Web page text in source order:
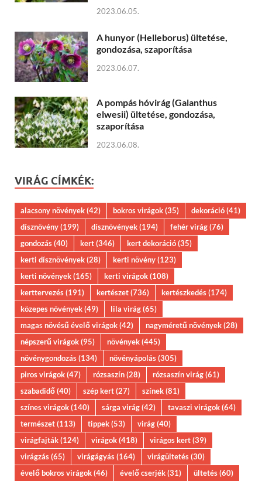
2023.06.05.
A hunyor (Helleborus) ültetése,
gondozása, szaporítása
2023.06.07.
A pompás hóvirág (Galanthus
elwesii) ültetése, gondozása,
szaporítása
2023.06.08.
VIRÁG CÍMKÉK:
alacsony növények(42) bokros virágok(35) dekoráció(41)
dísznövény(199) dísznövények(194) fehér virág(76)
gondozás(40) kert(346) kert dekoráció(35)
kerti dísznövények(28) kerti növény(123)
kerti növények(165) kerti virágok(108)
kerttervezés(191) kertészet(736) kertészkedés(174)
közepes növények(49) lila virág(65)
magas növésű évelő virágok(42) nagyméretű növények(28)
népszerű virágok(95) növények(445)
növénygondozás(134) növényápolás(305)
piros virágok(47) rózsaszín(28) rózsaszín virág(61)
szabadidő(40) szép kert(27) színek(81)
színes virágok(140) sárga virág(42) tavaszi virágok(64)
természet(113) tippek(53) virág(40)
virágfajták(124) virágok(418) virágos kert(39)
virágzás(65) virágágyás(164) virágültetés(30)
évelő bokros virágok(46) évelő cserjék(31) ültetés(60)